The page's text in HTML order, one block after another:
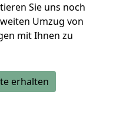
Sie uns noch
Umzug von
mit Ihnen zu
erhalten